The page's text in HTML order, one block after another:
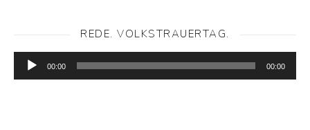
REDE. VOLKSTRAUERTAG.
Audio-
Player
00:00 00:00